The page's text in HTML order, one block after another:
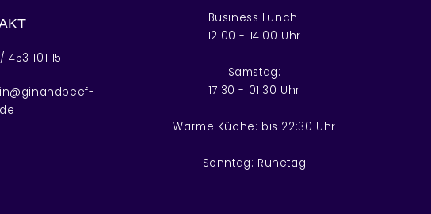
101 15
Business Lunch:
12:00 - 14:00 Uhr
Samstag:
17:30 - 01:30 Uhr
Warme Küche: bis 22:30 Uhr
Sonntag: Ruhetag